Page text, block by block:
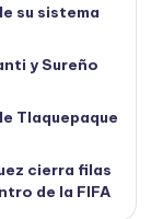
su sistema
y Sureño
Tlaquepaque
cierra filas
de la FIFA